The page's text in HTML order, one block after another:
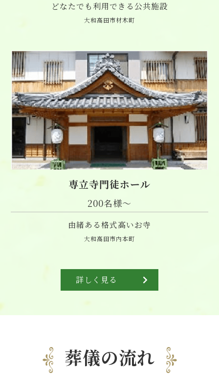
どなたでも利用できる公共施設
大和高田市材木町
専立寺門徒ホール
200名様〜
由緒ある格式高いお寺
大和高田市内本町
詳しく見る
葬儀の流れ